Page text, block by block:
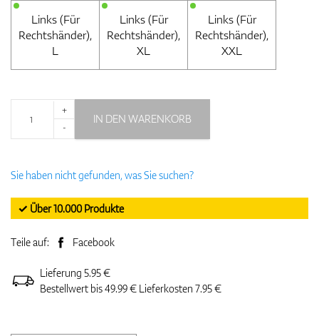
Links (Für
Rechtshänder),
L
Links (Für
Rechtshänder),
XL
Links (Für
Rechtshänder),
XXL
+
-
IN DEN WARENKORB
Sie haben nicht gefunden, was Sie suchen?
✓ Über 10.000 Produkte
Teile auf: Facebook
Lieferung 5.95 €
Bestellwert bis 49.99 € Lieferkosten 7.95 €